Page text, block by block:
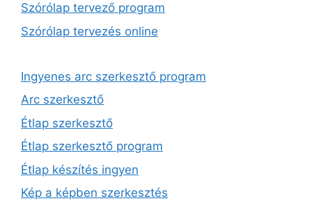
Szórólap tervező program
Szórólap tervezés online
Ingyenes arc szerkesztő program
Arc szerkesztő
Étlap szerkesztő
Étlap szerkesztő program
Étlap készítés ingyen
Kép a képben szerkesztés